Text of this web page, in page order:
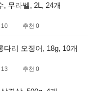
, 무라벨, 2L, 24개
10 추천 0
다리 오징어, 18g, 10개
13 추천 0